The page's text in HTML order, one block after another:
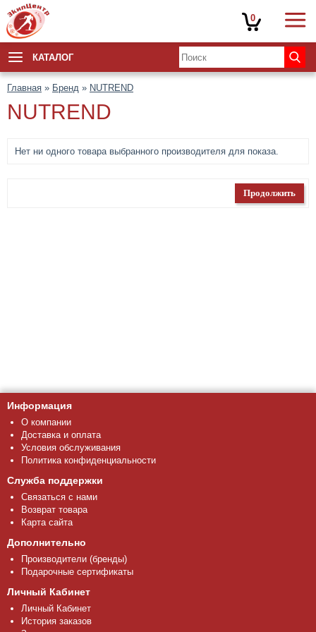
КАТАЛОГ
Главная » Бренд » NUTREND
NUTREND
Нет ни одного товара выбранного производителя для показа.
Продолжить
Информация
О компании
Доставка и оплата
Условия обслуживания
Политика конфиденциальности
Служба поддержки
Связаться с нами
Возврат товара
Карта сайта
Дополнительно
Производители (бренды)
Подарочные сертификаты
Личный Кабинет
Личный Кабинет
История заказов
0